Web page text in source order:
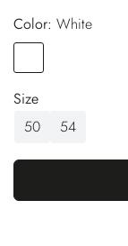
Color:
white
Size
50
54